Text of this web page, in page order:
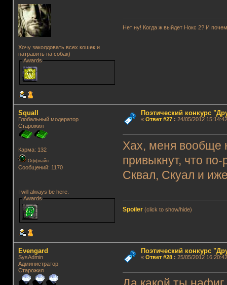
Хочу заколдовать всех кошек и
натравить на собак)
Awards
Нет ну! Когда ж выйдет Нокс 2? И
Squall
Глобальный модератор
Старожил
Карма: 132
Оффлайн
Сообщений: 1170
I will always be here.
Awards
Поэтический конкурс
« Ответ #27: 24/05/2012
Хах, меня вообще
привыкнут, что
Сквал, Скуал и
Spoiler (click to show/hide)
Evengard
SysAdmin
Администратор
Старожил
Поэтический конкурс
« Ответ #28: 25/05/2012